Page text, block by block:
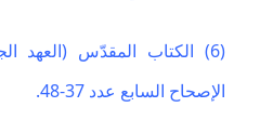
الإصحاح السابع عدد 37-48.